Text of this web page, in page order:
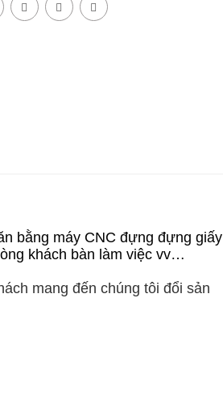
bằng máy CNC đựng đựng giấy
khách bàn làm việc vv…
mang đến chúng tôi đổi sản